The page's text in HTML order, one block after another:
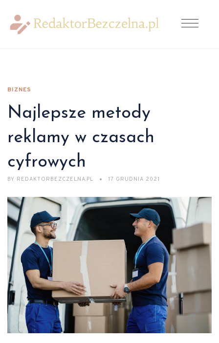
BIZNES
Najlepsze metody
reklamy w czasach
cyfrowych
BY REDAKTORBEZCZELNA.PL 17 GRUDNIA 2021